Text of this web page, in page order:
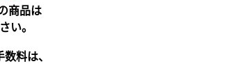
商品は
い。
料は、